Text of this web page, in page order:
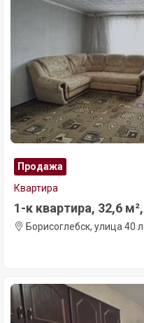
Продажа
Квартира
1-к квартира, 32,6
Борисоглебск, улица 40